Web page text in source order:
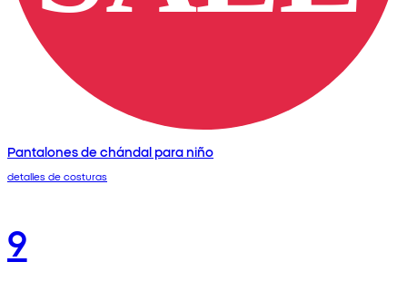
Pantalones de chándal para niño
detalles de costuras
9